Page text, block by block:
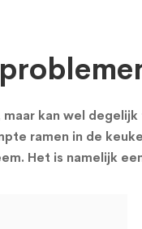
kan wel
ramen in de
Het is namelijk